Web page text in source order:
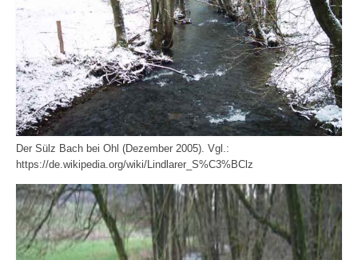
Der Sülz Bach bei Ohl (Dezember 2005). Vgl.:
https://de.wikipedia.org/wiki/Lindlarer_S%C3%BClz